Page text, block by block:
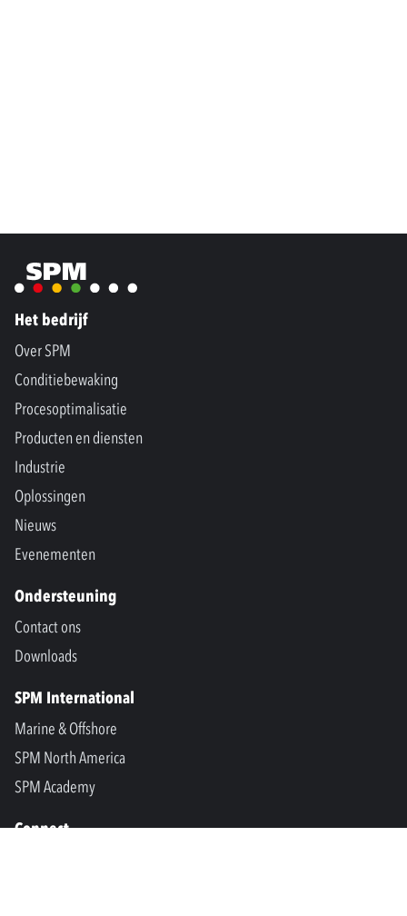
Het bedrijf
Over SPM
Conditiebewaking
Procesoptimalisatie
Producten en diensten
Industrie
Oplossingen
Nieuws
Evenementen
Ondersteuning
Contact ons
Downloads
SPM International
Marine & Offshore
SPM North America
SPM Academy
Connect